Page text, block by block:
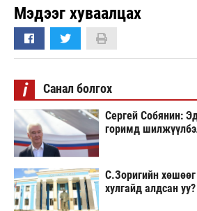
Мэдээг хуваалцах
i Санал болгох
Сергей Собянин:
горимд
С.Зоригийн хөшөөг
хулгайд алдсан уу?